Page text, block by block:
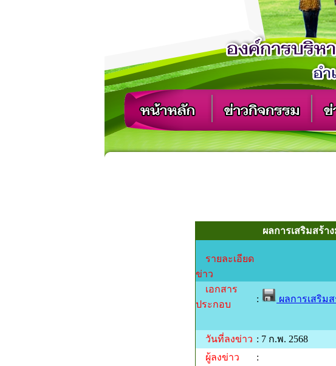
ผลการเสริมสร้า
รายละเอียด
ข่าว
เอกสาร
ประกอบ
: ผลการเสริม
วันที่ลงข่าว : 7 ก.พ. 2568
ผู้ลงข่าว
: